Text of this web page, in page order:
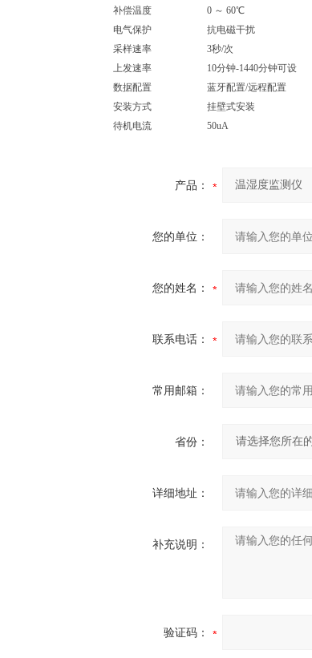
补偿温度 0 ～ 60℃
电气保护 抗电磁干扰
采样速率 3秒/次
上发速率 10分钟-1440分钟可设
数据配置 蓝牙配置/远程配置
安装方式 挂壁式安装
待机电流 50uA
产品：
您的单位：
您的姓名：
联系电话：
常用邮箱：
省份：
详细地址：
补充说明：
验证码：